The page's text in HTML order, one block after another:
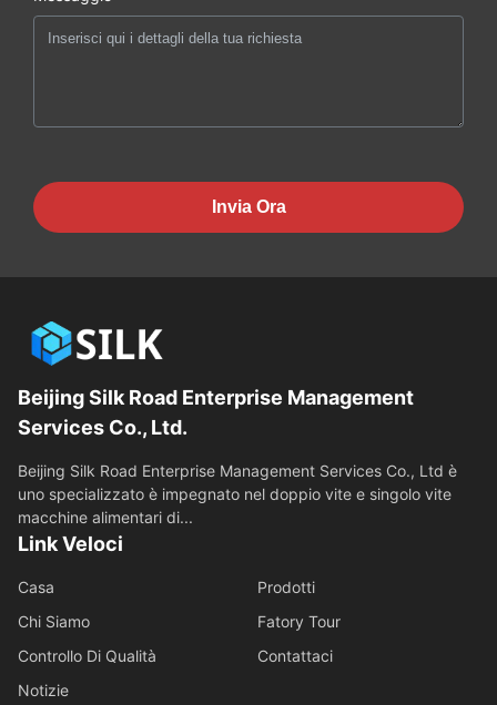
Invia Ora
Beijing Silk Road Enterprise Management
Services Co., Ltd.
Beijing Silk Road Enterprise Management Services Co., Ltd è
uno specializzato è impegnato nel doppio vite e singolo vite
macchine alimentari di...
Link Veloci
Casa
Prodotti
Chi Siamo
Fatory Tour
Controllo Di Qualità
Contattaci
Notizie